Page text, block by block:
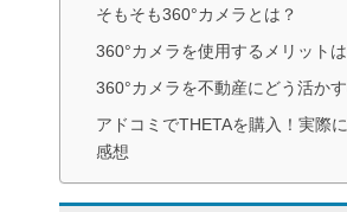
そもそも360°カメラとは？
360°カメラを使用するメリットは
360°カメラを不動産にどう活か
アドコミでTHETAを購入！実際
感想